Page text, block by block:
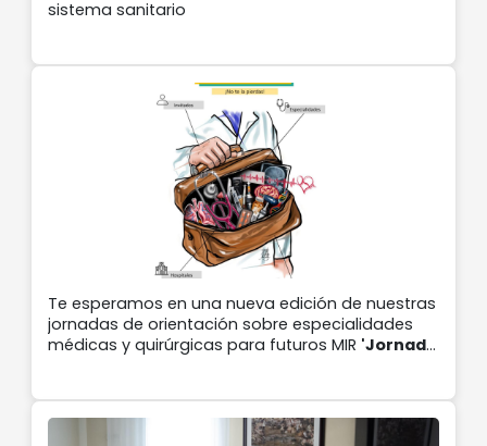
sistema sanitario
Te esperamos en una nueva edición de nuestras
jornadas de orientación sobre especialidades
médicas y quirúrgicas para futuros MIR 'Jornada